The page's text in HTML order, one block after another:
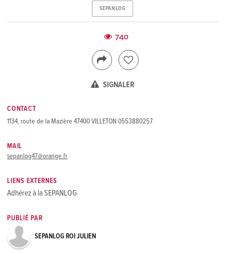
SEPANLOG
740
SIGNALER
CONTACT
1134, route de la Mazière 47400 VILLETON 0553880257
MAIL
sepanlog47@orange.fr
LIENS EXTERNES
Adhérez à la SEPANLOG
PUBLIÉ PAR
SEPANLOG ROI JULIEN